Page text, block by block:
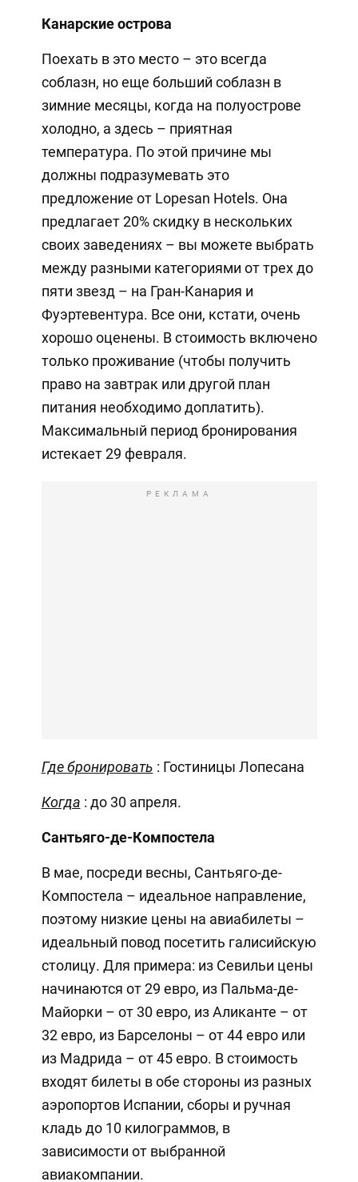
Канарские острова
Поехать в это место – это всегда
соблазн, но еще больший соблазн в
зимние месяцы, когда на полуострове
холодно, а здесь – приятная
температура. По этой причине мы
должны подразумевать это
предложение от Lopesan Hotels. Она
предлагает 20% скидку в нескольких
своих заведениях – вы можете выбрать
между разными категориями от трех до
пяти звезд – на Гран-Канария и
Фуэртевентура. Все они, кстати, очень
хорошо оценены. В стоимость включено
только проживание (чтобы получить
право на завтрак или другой план
питания необходимо доплатить).
Максимальный период бронирования
истекает 29 февраля.
РЕКЛАМА
Где бронировать : Гостиницы Лопесана
Когда : до 30 апреля.
Сантьяго-де-Компостела
В мае, посреди весны, Сантьяго-де-
Компостела – идеальное направление,
поэтому низкие цены на авиабилеты –
идеальный повод посетить галисийскую
столицу. Для примера: из Севильи цены
начинаются от 29 евро, из Пальма-де-
Майорки – от 30 евро, из Аликанте – от
32 евро, из Барселоны – от 44 евро или
из Мадрида – от 45 евро. В стоимость
входят билеты в обе стороны из разных
аэропортов Испании, сборы и ручная
кладь до 10 килограммов, в
зависимости от выбранной
авиакомпании.